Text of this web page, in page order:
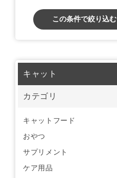
この条件で絞り込む
キャット
カテゴリ
キャットフード
おやつ
サプリメント
ケア用品